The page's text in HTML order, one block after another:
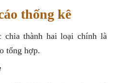
thống kê
chia thành hai loại chính là
tổng hợp.